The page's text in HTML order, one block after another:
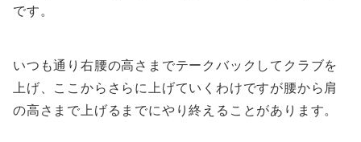
です。
いつも通り右腰の高さまでテークバックしてクラブを
上げ、ここからさらに上げていくわけですが腰から肩
の高さまで上げるまでにやり終えることがあります。